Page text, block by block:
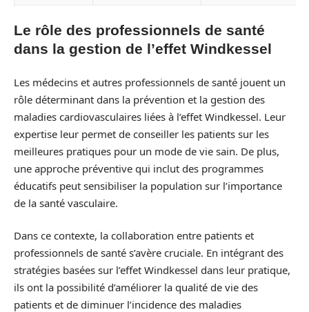
Le rôle des professionnels de santé
dans la gestion de l’effet Windkessel
Les médecins et autres professionnels de santé jouent un
rôle déterminant dans la prévention et la gestion des
maladies cardiovasculaires liées à l’effet Windkessel. Leur
expertise leur permet de conseiller les patients sur les
meilleures pratiques pour un mode de vie sain. De plus,
une approche préventive qui inclut des programmes
éducatifs peut sensibiliser la population sur l’importance
de la santé vasculaire.
Dans ce contexte, la collaboration entre patients et
professionnels de santé s’avère cruciale. En intégrant des
stratégies basées sur l’effet Windkessel dans leur pratique,
ils ont la possibilité d’améliorer la qualité de vie des
patients et de diminuer l’incidence des maladies